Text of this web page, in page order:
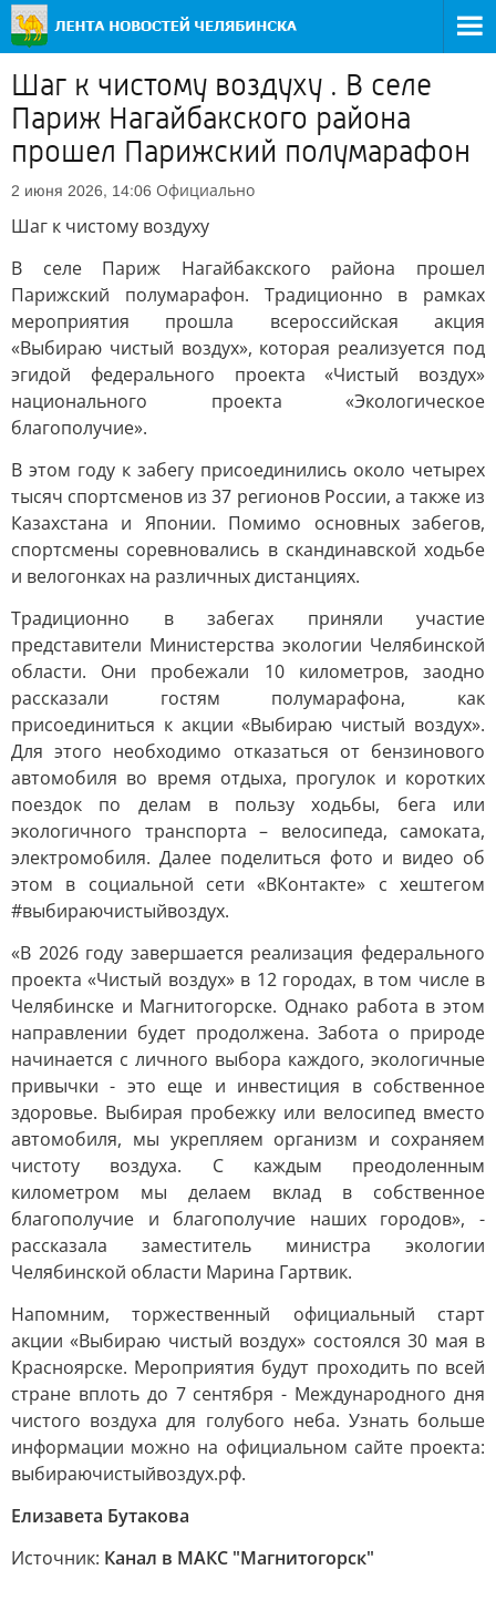
Шаг к чистому воздуху . В селе
Париж Нагайбакского района
прошел Парижский полумарафон
2 июня 2026, 14:06 Официально
Шаг к чистому воздуху
В селе Париж Нагайбакского района прошел
Парижский полумарафон. Традиционно в рамках
мероприятия прошла всероссийская акция
«Выбираю чистый воздух», которая реализуется под
эгидой федерального проекта «Чистый воздух»
национального проекта «Экологическое
благополучие».
В этом году к забегу присоединились около четырех
тысяч спортсменов из 37 регионов России, а также из
Казахстана и Японии. Помимо основных забегов,
спортсмены соревновались в скандинавской ходьбе
и велогонках на различных дистанциях.
Традиционно в забегах приняли участие
представители Министерства экологии Челябинской
области. Они пробежали 10 километров, заодно
рассказали гостям полумарафона, как
присоединиться к акции «Выбираю чистый воздух».
Для этого необходимо отказаться от бензинового
автомобиля во время отдыха, прогулок и коротких
поездок по делам в пользу ходьбы, бега или
экологичного транспорта – велосипеда, самоката,
электромобиля. Далее поделиться фото и видео об
этом в социальной сети «ВКонтакте» с хештегом
#выбираючистыйвоздух.
«В 2026 году завершается реализация федерального
проекта «Чистый воздух» в 12 городах, в том числе в
Челябинске и Магнитогорске. Однако работа в этом
направлении будет продолжена. Забота о природе
начинается с личного выбора каждого, экологичные
привычки - это еще и инвестиция в собственное
здоровье. Выбирая пробежку или велосипед вместо
автомобиля, мы укрепляем организм и сохраняем
чистоту воздуха. С каждым преодоленным
километром мы делаем вклад в собственное
благополучие и благополучие наших городов», -
рассказала заместитель министра экологии
Челябинской области Марина Гартвик.
Напомним, торжественный официальный старт
акции «Выбираю чистый воздух» состоялся 30 мая в
Красноярске. Мероприятия будут проходить по всей
стране вплоть до 7 сентября - Международного дня
чистого воздуха для голубого неба. Узнать больше
информации можно на официальном сайте проекта:
выбираючистыйвоздух.рф.
Елизавета Бутакова
Источник: Канал в МАКС "Магнитогорск"